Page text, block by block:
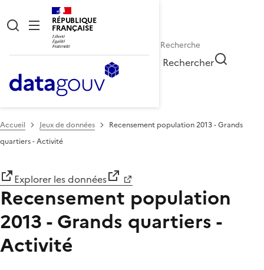
RÉPUBLIQUE
FRANÇAISE
Rechercher
Accueil Jeux de données
Recensement population 2013 - Grands
quartiers - Activité
Explorer les données
Recensement population
2013 - Grands quartiers -
Activité